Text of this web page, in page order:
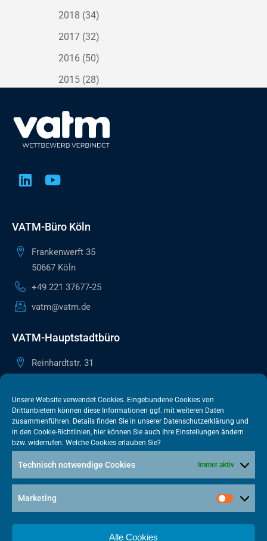
Unsere Website verwendet Cookies. Eingebundene Cookies von
Drittanbietern können diese Informationen ggf. mit weiteren Daten
zusammenführen. Details finden Sie in unserer Datenschutzerklärung und
in den Cookie-Richtlinien, hier können Sie auch Ihre Einstellungen ändern
bzw. widerrufen. Welche Cookies erlauben Sie?
Technisch notwendige Cookies Immer aktiv
Marketing
Alle Cookies
2018 (34)
2017 (32)
2016 (50)
2015 (28)
VATM-Büro Köln
Frankenwerft 35
50667 Köln
+49 221 37677-25
vatm@vatm.de
VATM-Hauptstadtbüro
Reinhardtstr. 31
+49 30 505615-38
berlin@vatm.de
VATM-Büro Brüssel